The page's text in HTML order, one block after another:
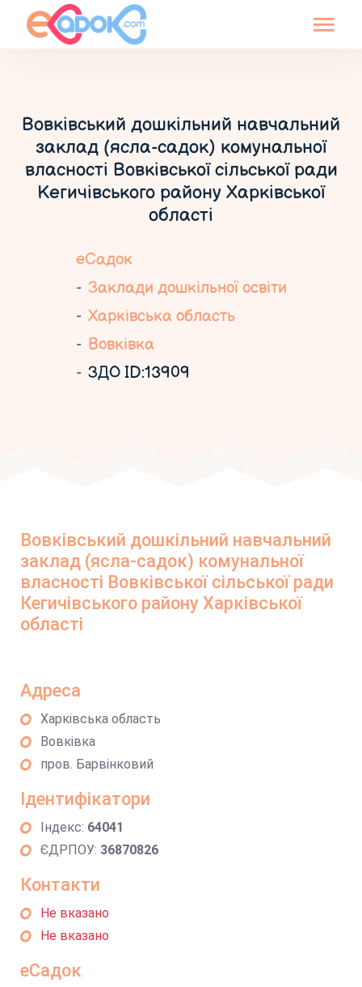
Вовківський дошкільний навчальний
заклад (ясла-садок) комунальної
власності Вовківської сільської ради
Кегичівського району Харківської
області
еСадок
Заклади дошкільної освіти
Харківська область
Вовківка
ЗДО ID:13909
Вовківський дошкільний навчальний
заклад (ясла-садок) комунальної
власності Вовківської сільської ради
Кегичівського району Харківської
області
Адреса
Харківська область
Вовківка
пров. Барвінковий
Ідентифікатори
Індекс: 64041
ЄДРПОУ: 36870826
Контакти
Не вказано
Не вказано
еСадок